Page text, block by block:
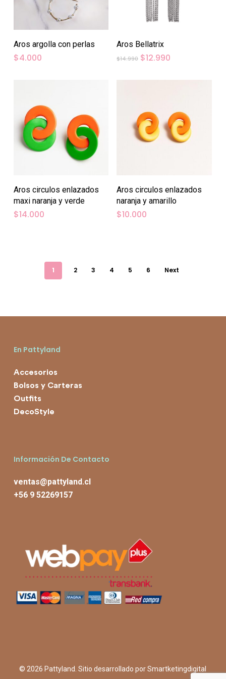
Aros argolla con perlas
$4.000
Aros Bellatrix
$14.990 El
era:
$12.990
es:
Aros circulos enlazados
maxi naranja y verde
$14.000
Aros circulos enlazados
naranja y amarillo
$10.000
1 2 3 4 5 6 Next
En Pattyland
Accesorios
Bolsos y Carteras
Outfits
DecoStyle
Información De Contacto
ventas@pattyland.cl
+56 9 52269157
© 2026 Pattyland. Sitio desarrollado porSmartketingdigital